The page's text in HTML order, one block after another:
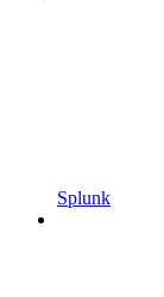
Splunk